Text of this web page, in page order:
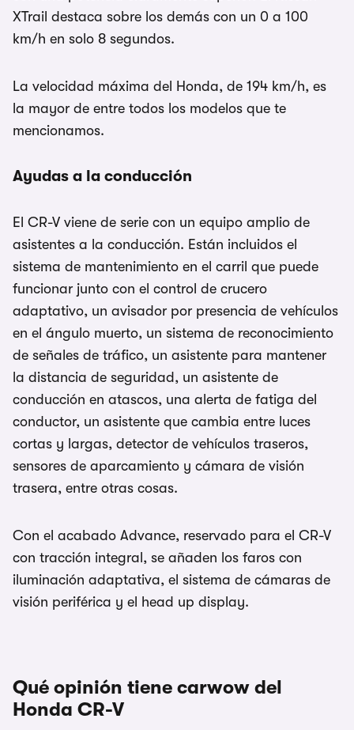
XTrail destaca sobre los demás con un 0 a 100
km/h en solo 8 segundos.
La velocidad máxima del Honda, de 194 km/h, es
la mayor de entre todos los modelos que te
mencionamos.
Ayudas a la conducción
El CR-V viene de serie con un equipo amplio de
asistentes a la conducción. Están incluidos el
sistema de mantenimiento en el carril que puede
funcionar junto con el control de crucero
adaptativo, un avisador por presencia de vehículos
en el ángulo muerto, un sistema de reconocimiento
de señales de tráfico, un asistente para mantener
la distancia de seguridad, un asistente de
conducción en atascos, una alerta de fatiga del
conductor, un asistente que cambia entre luces
cortas y largas, detector de vehículos traseros,
sensores de aparcamiento y cámara de visión
trasera, entre otras cosas.
Con el acabado Advance, reservado para el CR-V
con tracción integral, se añaden los faros con
iluminación adaptativa, el sistema de cámaras de
visión periférica y el head up display.
Qué opinión tiene carwow del
Honda CR-V